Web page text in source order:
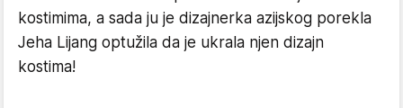
kostimima, a sada ju je dizajnerka azijskog porekla
Jeha Lijang optužila da je ukrala njen dizajn
kostima!